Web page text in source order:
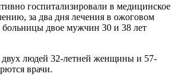
госпитализировали в медицинское
за два дня лечения в ожоговом
двое мужчин 30 и 38 лет
двух людей 32-летней женщины и 57-
врачи.